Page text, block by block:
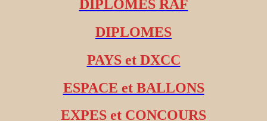
DIPLOMES RAF
DIPLOMES
PAYS et DXCC
ESPACE et BALLONS
EXPES et CONCOURS